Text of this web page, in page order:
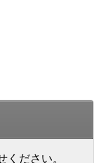
ください。